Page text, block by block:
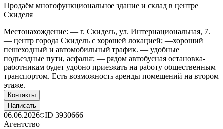
Продаём многофункциональное здание и склад в центре
Скиделя
Местонахождение: — г. Скидель, ул. Интернациональная, 7.
— центр города Скидель с хорошей локацией; —хороший
пешеходный и автомобильный трафик. — удобные
подъездные пути, асфальт; — рядом автобусная остановка-
работникам будет удобно приезжать на работу общественным
транспортом. Есть возможность аренды помещений на втором
этаже.
Контакты
Написать
06.06.2026 ID 3930666
Агентство